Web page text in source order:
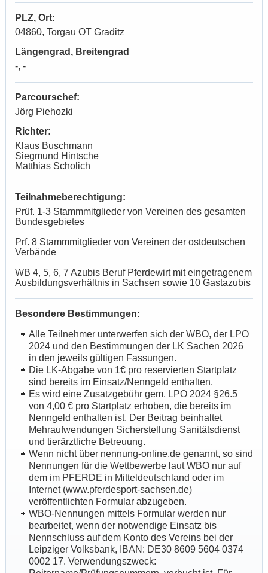
PLZ, Ort:
04860, Torgau OT Graditz
Längengrad, Breitengrad
-, -
Parcourschef:
Jörg Piehozki
Richter:
Klaus Buschmann
Siegmund Hintsche
Matthias Scholich
Teilnahmeberechtigung:
Prüf. 1-3 Stammmitglieder von Vereinen des gesamten
Bundesgebietes
Prf. 8 Stammmitglieder von Vereinen der ostdeutschen
Verbände
WB 4, 5, 6, 7 Azubis Beruf Pferdewirt mit eingetragenem
Ausbildungsverhältnis in Sachsen sowie 10 Gastazubis
Besondere Bestimmungen:
Alle Teilnehmer unterwerfen sich der WBO, der LPO
2024 und den Bestimmungen der LK Sachen 2026
in den jeweils gültigen Fassungen.
Die LK-Abgabe von 1€ pro reservierten Startplatz
sind bereits im Einsatz/Nenngeld enthalten.
Es wird eine Zusatzgebühr gem. LPO 2024 §26.5
von 4,00 € pro Startplatz erhoben, die bereits im
Nenngeld enthalten ist. Der Beitrag beinhaltet
Mehraufwendungen Sicherstellung Sanitätsdienst
und tierärztliche Betreuung.
Wenn nicht über nennung-online.de genannt, so sind
Nennungen für die Wettbewerbe laut WBO nur auf
dem im PFERDE in Mitteldeutschland oder im
Internet (www.pferdesport-sachsen.de)
veröffentlichten Formular abzugeben.
WBO-Nennungen mittels Formular werden nur
bearbeitet, wenn der notwendige Einsatz bis
Nennschluss auf dem Konto des Vereins bei der
Leipziger Volksbank, IBAN: DE30 8609 5604 0374
0002 17. Verwendungszweck: